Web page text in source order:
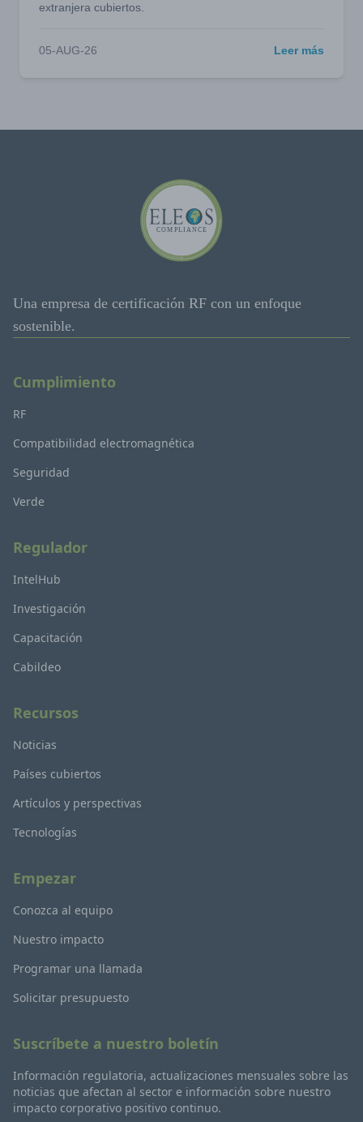
extranjera cubiertos.
05-AUG-26 Leer más
Una empresa de certificación RF con un enfoque
sostenible.
Cumplimiento
RF
Compatibilidad electromagnética
Seguridad
Verde
Regulador
IntelHub
Investigación
Capacitación
Cabildeo
Recursos
Noticias
Países cubiertos
Artículos y perspectivas
Tecnologías
Empezar
Conozca al equipo
Nuestro impacto
Programar una llamada
Solicitar presupuesto
Suscríbete a nuestro boletín
Información regulatoria, actualizaciones mensuales sobre las
noticias que afectan al sector e información sobre nuestro
impacto corporativo positivo continuo.